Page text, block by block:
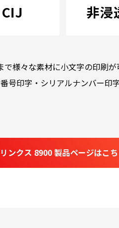
CIJ 非浸
様々な素材に小文字の印刷
号印字・シリアルナンバー
リンクス 8900 製品ページはこ